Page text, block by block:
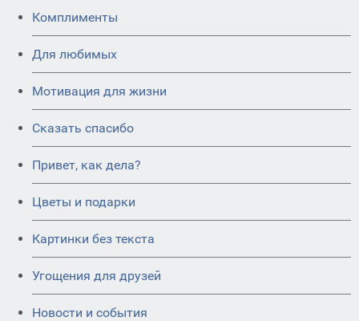
Комплименты
Для любимых
Мотивация для жизни
Сказать спасибо
Привет, как дела?
Цветы и подарки
Картинки без текста
Угощения для друзей
Новости и события